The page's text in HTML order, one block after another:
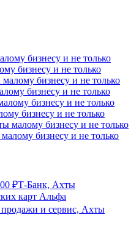
бизнесу и не только
бизнесу и не только
бизнесу и не только
бизнесу и не только
₽Т-Банк, Ахты
карт Альфа
и сервис, Ахты